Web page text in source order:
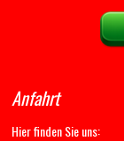
Anfahrt
Hier finden Sie uns: